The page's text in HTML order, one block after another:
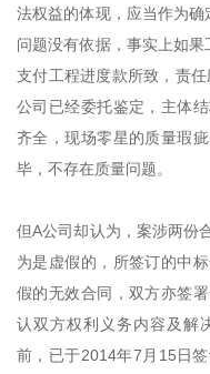
法权益的体现，应当作为
问题没有依据，事实上如
支付工程进度款所致，责
公司已经委托鉴定，主体
齐全，现场零星的质量瑕
毕，不存在质量问题。
但A公司却认为，案涉两份
为是虚假的，所签订的中
假的无效合同，双方亦签
认双方权利义务内容及解
前，已于2014年7月15日